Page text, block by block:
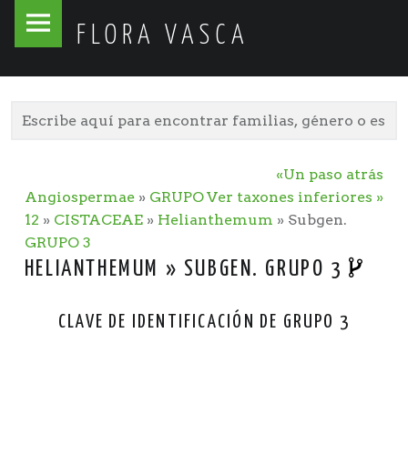
FLORA VASCA
Flora
Skip
«Un paso atrás
Ver taxones inferiores »
Angiospermae» GRUPO
12 » CISTACEAE» Helianthemum » Subgen.
GRUPO 3
HELIANTHEMUM » SUBGEN. GRUPO 3
CLAVE DE IDENTIFICACIÓN DE GRUPO 3